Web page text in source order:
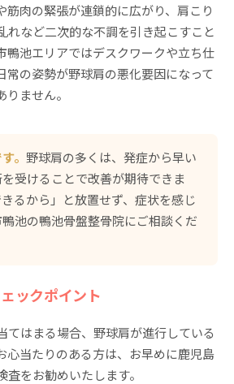
筋肉の緊張が連鎖的に広がり、肩こり
れなど二次的な不調を引き起こすこと
鴨池エリアではデスクワークや立ち仕
常の姿勢が野球肩の悪化要因になって
ません。
。 野球肩の多くは、発症から早い
受けることで改善が期待できま
るから」と放置せず、症状を感じ
池の鴨池骨盤整骨院にご相談くだ
ックポイント
てはまる場合、野球肩が進行している
心当たりのある方は、お早めに鹿児島
をお勧めいたします。